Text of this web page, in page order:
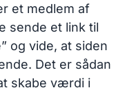
et medlem af
sende et link til
og vide, at siden
Det er sådan
skabe værdi i